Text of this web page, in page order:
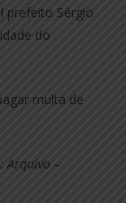
prefeito Sérgio
do
multa de
Arquivo –